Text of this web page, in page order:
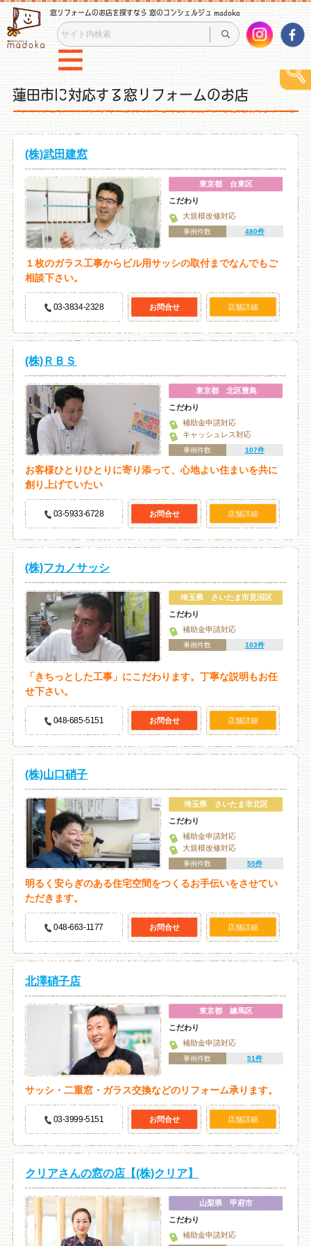
窓リフォームのお店を探すなら 窓のコンシェルジュ madoka
蓮田市に対応する窓リフォームのお店
(株)武田建窓
東京都 台東区
こだわり
大規模改修対応
事例件数 480件
１枚のガラス工事からビル用サッシの取付までなんでもご
相談下さい。
03-3834-2328 お問合せ 店舗詳細
(株)ＲＢＳ
東京都 北区豊島
こだわり
補助金申請対応
キャッシュレス対応
事例件数 107件
お客様ひとりひとりに寄り添って、心地よい住まいを共に
創り上げていたい
03-5933-6728 お問合せ 店舗詳細
(株)フカノサッシ
埼玉県 さいたま市見沼区
こだわり
補助金申請対応
事例件数 103件
「きちっとした工事」にこだわります。丁寧な説明もお任
せ下さい。
048-685-5151 お問合せ 店舗詳細
(株)山口硝子
埼玉県 さいたま市北区
こだわり
補助金申請対応
大規模改修対応
事例件数 55件
明るく安らぎのある住宅空間をつくるお手伝いをさせてい
ただきます。
048-663-1177 お問合せ 店舗詳細
北澤硝子店
東京都 練馬区
こだわり
補助金申請対応
事例件数 51件
サッシ・二重窓・ガラス交換などのリフォーム承ります。
03-3999-5151 お問合せ 店舗詳細
クリアさんの窓の店【(株)クリア】
山梨県 甲府市
こだわり
補助金申請対応